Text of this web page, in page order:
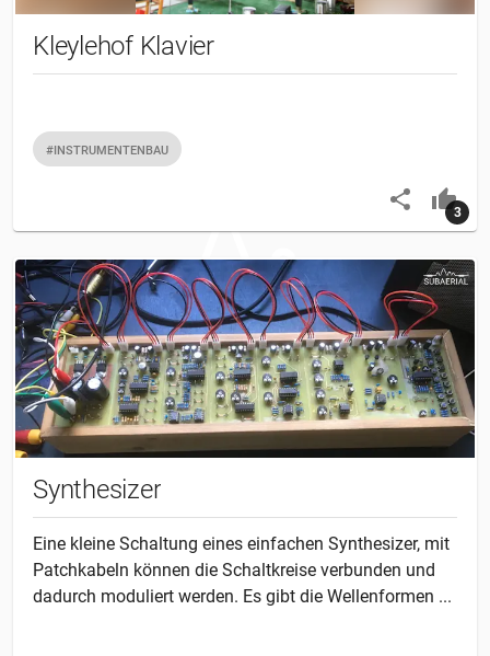
Kleylehof Klavier
#INSTRUMENTENBAU
3
Synthesizer
Eine kleine Schaltung eines einfachen Synthesizer, mit
Patchkabeln können die Schaltkreise verbunden und
dadurch moduliert werden. Es gibt die Wellenformen ...